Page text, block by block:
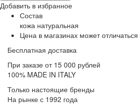
Добавить в избранное
Состав
кожа натуральная
Цена в магазинах может отличаться
Бесплатная доставка
При заказе от 15 000 рублей
100% MADE IN ITALY
Только настоящие бренды
На рынке с 1992 года